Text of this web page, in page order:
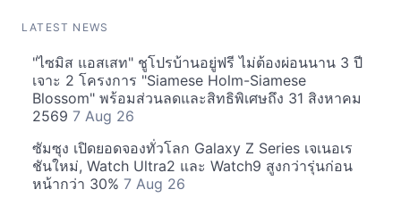
LATEST NEWS
"ไซมิส แอสเสท" ชูโปรบ้านอยู่ฟรี ไม่ต้องผ่อนนาน 3 ปี
เจาะ 2 โครงการ "Siamese Holm-Siamese
Blossom" พร้อมส่วนลดและสิทธิพิเศษถึง 31 สิงหาคม
2569 7 Aug 26
ซัมซุง เปิดยอดจองทั่วโลก Galaxy Z Series เจเนอเร
ชันใหม่, Watch Ultra2 และ Watch9 สูงกว่ารุ่นก่อน
หน้ากว่า 30% 7 Aug 26